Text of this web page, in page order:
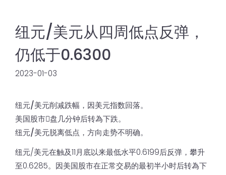
纽元/美元从四周低点反弹，
仍低于0.6300
2023-01-03
纽元/美元削减跌幅，因美元指数回落。
美国股市𫔭盘几分钟后转為下跌。
纽元/美元脱离低点，方向走势不明确。
纽元/美元在触及11月底以来最低水平0.6199后反弹，攀升
至0.6285。因美国股市在正常交易的最初半小时后转為下